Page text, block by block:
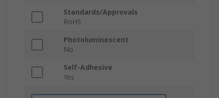
Standards/Approvals
RoHS
Photoluminescent
No
Self-Adhesive
Yes